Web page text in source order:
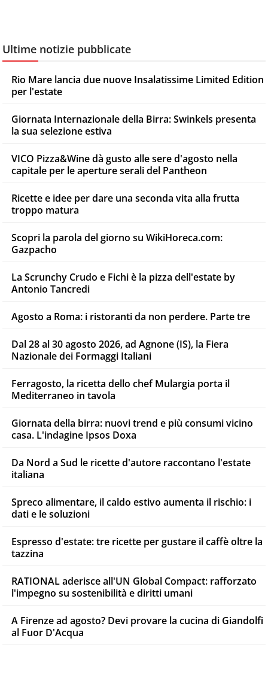
Ultime notizie pubblicate
Rio Mare lancia due nuove Insalatissime Limited Edition
per l'estate
Giornata Internazionale della Birra: Swinkels presenta
la sua selezione estiva
VICO Pizza&Wine dà gusto alle sere d'agosto nella
capitale per le aperture serali del Pantheon
Ricette e idee per dare una seconda vita alla frutta
troppo matura
Scopri la parola del giorno su WikiHoreca.com:
Gazpacho
La Scrunchy Crudo e Fichi è la pizza dell'estate by
Antonio Tancredi
Agosto a Roma: i ristoranti da non perdere. Parte tre
Dal 28 al 30 agosto 2026, ad Agnone (IS), la Fiera
Nazionale dei Formaggi Italiani
Ferragosto, la ricetta dello chef Mulargia porta il
Mediterraneo in tavola
Giornata della birra: nuovi trend e più consumi vicino
casa. L'indagine Ipsos Doxa
Da Nord a Sud le ricette d'autore raccontano l'estate
italiana
Spreco alimentare, il caldo estivo aumenta il rischio: i
dati e le soluzioni
Espresso d'estate: tre ricette per gustare il caffè oltre la
tazzina
RATIONAL aderisce all'UN Global Compact: rafforzato
l'impegno su sostenibilità e diritti umani
A Firenze ad agosto? Devi provare la cucina di Giandolfi
al Fuor D'Acqua